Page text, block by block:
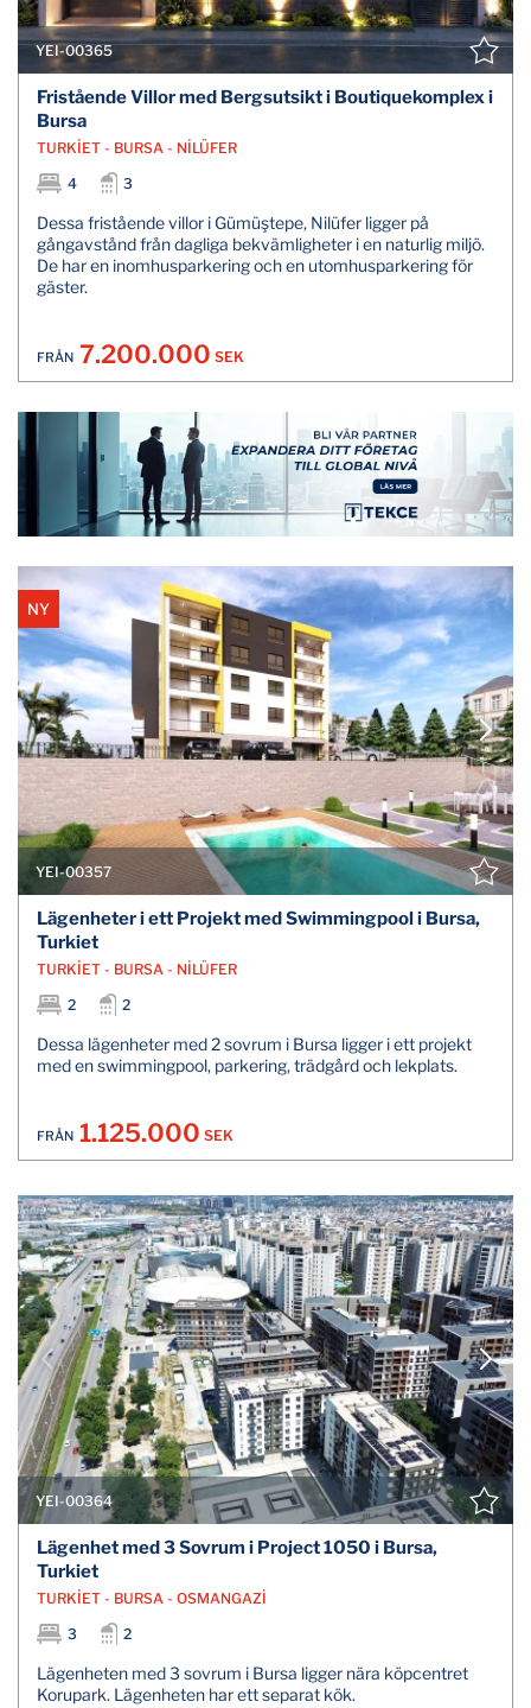
YEI-00365
Fristående Villor med Bergsutsikt i Boutiquekomplex i
Bursa
TURKİET - BURSA - NİLÜFER
4
3
Dessa fristående villor i Gümüştepe, Nilüfer ligger på
gångavstånd från dagliga bekvämligheter i en naturlig miljö.
De har en inomhusparkering och en utomhusparkering för
gäster.
FRÅN 7.200.000 SEK
NY
YEI-00357
Lägenheter i ett Projekt med Swimmingpool i Bursa,
Turkiet
TURKİET - BURSA - NİLÜFER
2
2
Dessa lägenheter med 2 sovrum i Bursa ligger i ett projekt
med en swimmingpool, parkering, trädgård och lekplats.
FRÅN 1.125.000 SEK
YEI-00364
Lägenhet med 3 Sovrum i Project 1050 i Bursa,
Turkiet
TURKİET - BURSA - OSMANGAZİ
3
2
Lägenheten med 3 sovrum i Bursa ligger nära köpcentret
Korupark. Lägenheten har ett separat kök.